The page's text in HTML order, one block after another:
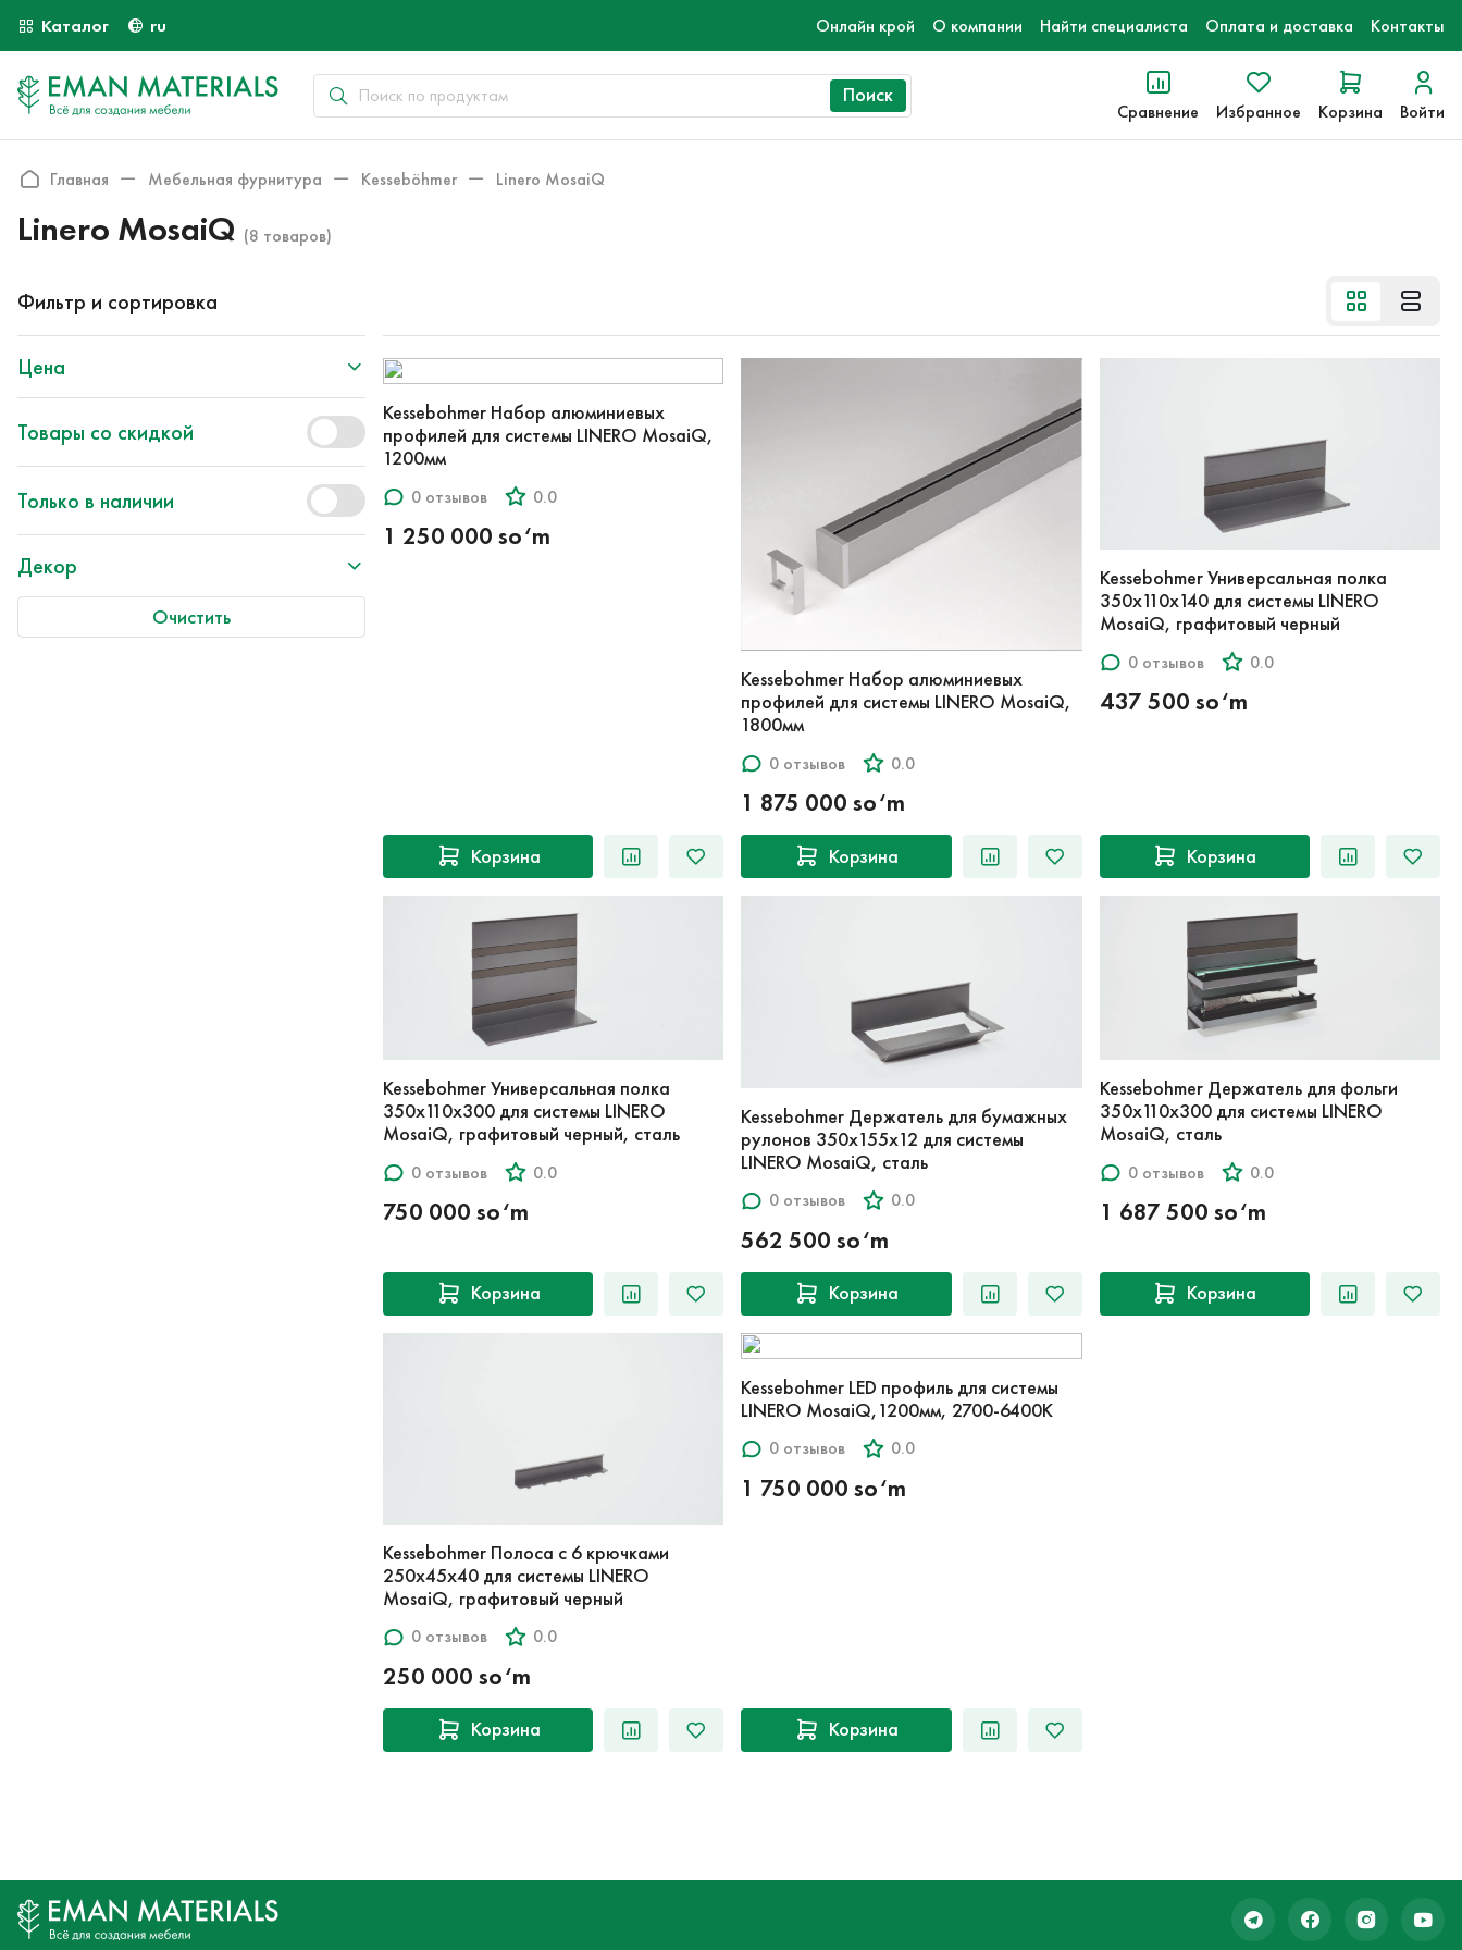
Каталог ru Онлайн крой О компании Найти специалиста Оплата и доставка Контакты
Поиск
Сравнение Избранное Корзина Войти
Главная Мебельная фурнитура Kesseböhmer Linero MosaiQ
Linero MosaiQ (8 товаров)
Фильтр и сортировка
Цена
Товары со скидкой
Только в наличии
Декор
Очистить
Kessebohmer Набор алюминиевых
профилей для системы LINERO MosaiQ,
1200мм
0 отзывов 0.0
1 250 000 so‘m
Корзина
Kessebohmer Набор алюминиевых
профилей для системы LINERO MosaiQ,
1800мм
0 отзывов 0.0
1 875 000 so‘m
Корзина
Kessebohmer Универсальная полка
350x110x140 для системы LINERO
MosaiQ, графитовый черный
0 отзывов 0.0
437 500 so‘m
Корзина
Kessebohmer Универсальная полка
350x110x300 для системы LINERO
MosaiQ, графитовый черный, сталь
0 отзывов 0.0
750 000 so‘m
Корзина
Kessebohmer Держатель для бумажных
рулонов 350x155x12 для системы
LINERO MosaiQ, сталь
0 отзывов 0.0
562 500 so‘m
Корзина
Kessebohmer Держатель для фольги
350x110x300 для системы LINERO
MosaiQ, сталь
0 отзывов 0.0
1 687 500 so‘m
Корзина
Kessebohmer Полоса с 6 крючками
250x45x40 для системы LINERO
MosaiQ, графитовый черный
0 отзывов 0.0
250 000 so‘m
Корзина
Kessebohmer LED профиль для системы
LINERO MosaiQ,1200мм, 2700-6400К
0 отзывов 0.0
1 750 000 so‘m
Корзина